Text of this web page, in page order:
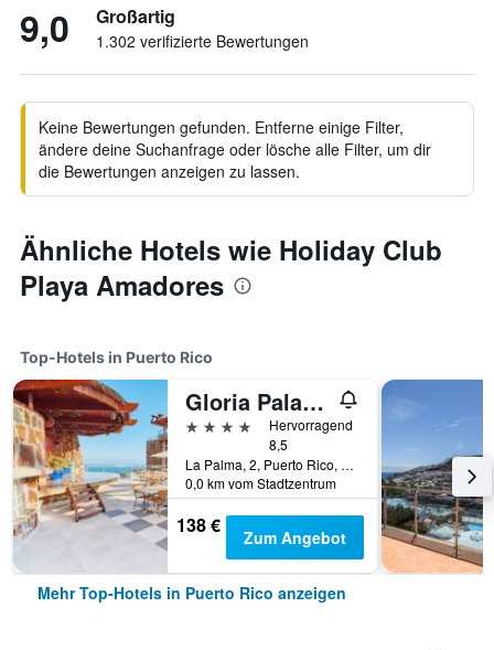
9,0 Großartig
1.302 verifizierte Bewertungen
Keine Bewertungen gefunden. Entferne einige Filter,
ändere deine Suchanfrage oder lösche alle Filter, um dir
die Bewertungen anzeigen zu lassen.
Ähnliche Hotels wie Holiday Club
Playa Amadores
Top-Hotels in Puerto Rico
Gloria Palace Amadores Thalasso & Hotel
4 Sterne
Hervorragend
8,5
La Palma, 2, Puerto Rico, Gran Canaria, Spanien
0,0 km vom Stadtzentrum
138 € Zum Angebot
Mehr Top-Hotels in Puerto Rico anzeigen